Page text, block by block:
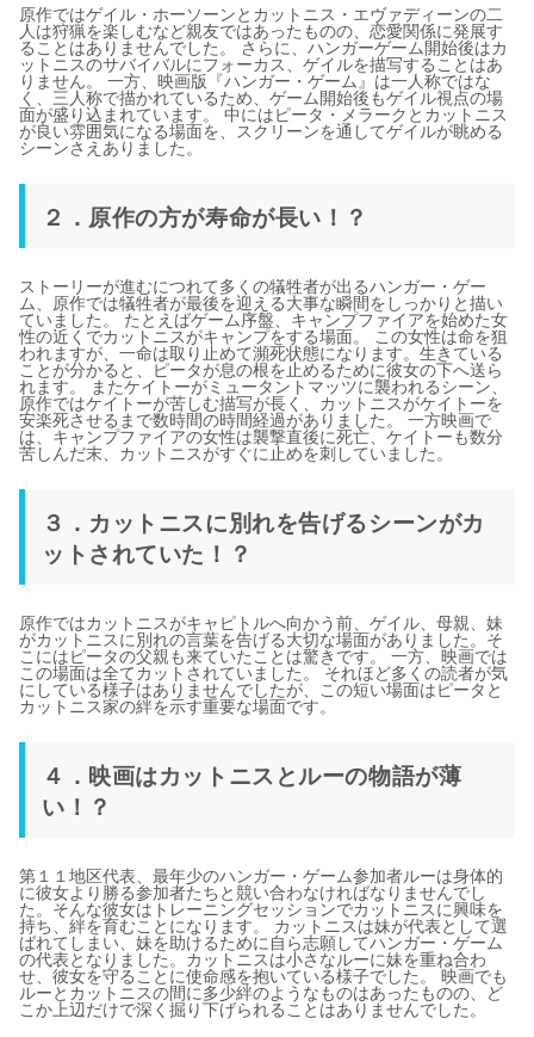
原作ではゲイル・ホーソーンとカットニス・エヴァディーンの二
人は狩猟を楽しむなど親友ではあったものの、恋愛関係に発展す
ることはありませんでした。 さらに、ハンガーゲーム開始後はカ
ットニスのサバイバルにフォーカス、ゲイルを描写することはあ
りません。 一方、映画版『ハンガー・ゲーム』は一人称ではな
く、三人称で描かれているため、ゲーム開始後もゲイル視点の場
面が盛り込まれています。 中にはピータ・メラークとカットニス
が良い雰囲気になる場面を、スクリーンを通してゲイルが眺める
シーンさえありました。
２．原作の方が寿命が長い！？
ストーリーが進むにつれて多くの犠牲者が出るハンガー・ゲー
ム、原作では犠牲者が最後を迎える大事な瞬間をしっかりと描い
ていました。 たとえばゲーム序盤、キャンプファイアを始めた女
性の近くでカットニスがキャンプをする場面。 この女性は命を狙
われますが、一命は取り止めて瀕死状態になります。生きている
ことが分かると、ピータが息の根を止めるために彼女の下へ送ら
れます。 またケイトーがミュータントマッツに襲われるシーン、
原作ではケイトーが苦しむ描写が長く、カットニスがケイトーを
安楽死させるまで数時間の時間経過がありました。 一方映画で
は、キャンプファイアの女性は襲撃直後に死亡、ケイトーも数分
苦しんだ末、カットニスがすぐに止めを刺していました。
３．カットニスに別れを告げるシーンがカ
ットされていた！？
原作ではカットニスがキャピトルへ向かう前、ゲイル、母親、妹
がカットニスに別れの言葉を告げる大切な場面がありました。そ
こにはピータの父親も来ていたことは驚きです。 一方、映画では
この場面は全てカットされていました。 それほど多くの読者が気
にしている様子はありませんでしたが、この短い場面はピータと
カットニス家の絆を示す重要な場面です。
４．映画はカットニスとルーの物語が薄
い！？
第１１地区代表、最年少のハンガー・ゲーム参加者ルーは身体的
に彼女より勝る参加者たちと競い合わなければなりませんでし
た。そんな彼女はトレーニングセッションでカットニスに興味を
持ち、絆を育むことになります。 カットニスは妹が代表として選
ばれてしまい、妹を助けるために自ら志願してハンガー・ゲーム
の代表となりました。カットニスは小さなルーに妹を重ね合わ
せ、彼女を守ることに使命感を抱いている様子でした。 映画でも
ルーとカットニスの間に多少絆のようなものはあったものの、ど
こか上辺だけで深く掘り下げられることはありませんでした。